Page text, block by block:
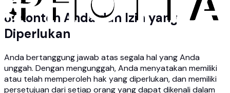
8. Konten Anda dan Izin yang
Diperlukan
Anda bertanggung jawab atas segala hal yang Anda
unggah. Dengan mengunggah, Anda menyatakan memiliki
atau telah memperoleh hak yang diperlukan, dan memiliki
persetujuan dari setiap orang yang dapat dikenali dalam